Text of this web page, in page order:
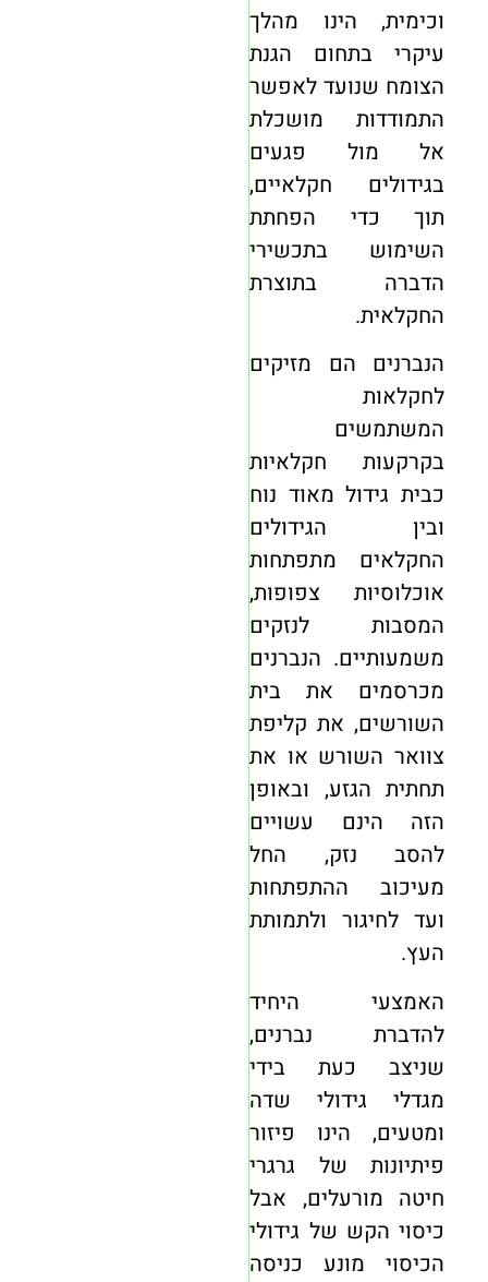
וכימית, הינו מהלך
עיקרי בתחום הגנת
הצומח שנועד לאפשר
התמודדות מושכלת
אל מול פגעים
בגידולים חקלאיים,
תוך כדי הפחתת
השימוש בתכשירי
הדברה בתוצרת
החקלאית.
הנברנים הם מזיקים
לחקלאות
המשתמשים
בקרקעות חקלאיות
כבית גידול מאוד נוח
ובין הגידולים
החקלאים מתפתחות
אוכלוסיות צפופות,
המסבות לנזקים
משמעותיים. הנברנים
מכרסמים את בית
השורשים, את קליפת
צוואר השורש או את
תחתית הגזע, ובאופן
הזה הינם עשויים
להסב נזק, החל
מעיכוב ההתפתחות
ועד לחיגור ולתמותת
העץ.
האמצעי היחיד
להדברת נברנים,
שניצב כעת בידי
מגדלי גידולי שדה
ומטעים, הינו פיזור
פיתיונות של גרגרי
חיטה מורעלים, אבל
כיסוי הקש של גידולי
הכיסוי מונע כניסה